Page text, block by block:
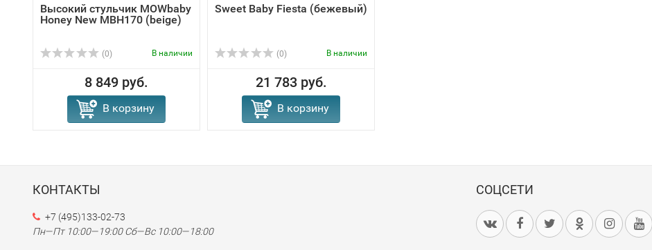
Высокий стульчик MOWbaby
Honey New MBH170 (beige)
(0) В наличии
8 849 руб.
В корзину
Sweet Baby Fiesta (бежевый)
(0) В наличии
21 783 руб.
В корзину
КОНТАКТЫ
+7 (495)133-02-73
Пн—Пт 10:00—19:00 Сб—Вс 10:00—18:00
СОЦСЕТИ